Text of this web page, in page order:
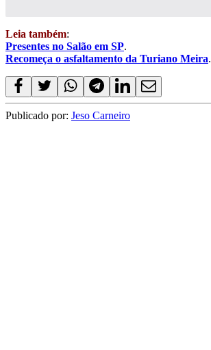
Leia também:
Presentes no Salão em SP.
Recomeça o asfaltamento da Turiano Meira.
Publicado por: Jeso Carneiro